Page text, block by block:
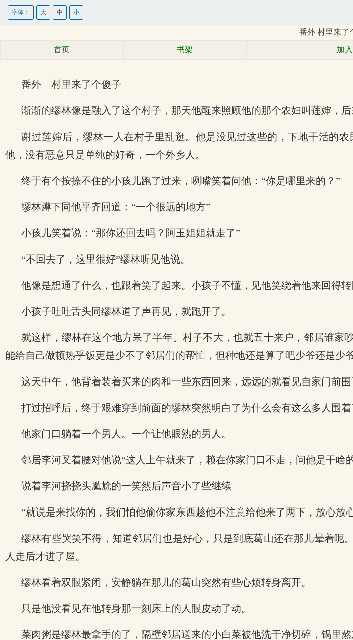
字体： 大 中 小
番外 村里来了
首页 书架 加
番外 村里来了个傻子
渐渐的缪林像是融入了这个村子，那天他醒来照顾他的那个农妇叫莲婶，
谢过莲婶后，缪林一人在村子里乱逛。他是没见过这些的，下地干活的
他，没有恶意只是单纯的好奇，一个外乡人。
终于有个按捺不住的小孩儿跑了过来，咧嘴笑着问他：“你是哪里来的？”
缪林蹲下同他平齐回道：“一个很远的地方”
小孩儿笑着说：“那你还回去吗？阿玉姐姐就走了”
“不回去了，这里很好”缪林听见他说。
他像是想通了什么，也跟着笑了起来。小孩子不懂，见他笑绕着他来回得
小孩子吐吐舌头同缪林道了声再见，就跑开了。
就这样，缪林在这个地方呆了半年。村子不大，也就五十来户，邻居谁
能给自己做顿热乎饭更是少不了邻居们的帮忙，但种地还是算了吧少爷还是少
这天中午，他背着装着买来的肉和一些东西回来，远远的就看见自家门前围
打过招呼后，终于艰难穿到前面的缪林突然明白了为什么会有这么多人围着
他家门口躺着一个男人。一个让他眼熟的男人。
邻居李河叉着腰对他说“这人上午就来了，赖在你家门口不走，问他是干啥
说着李河挠挠头尴尬的一笑然后声音小了些继续
“就说是来找你的，我们怕他偷你家东西趁他不注意给他来了两下，放心放
缪林有些哭笑不得，知道邻居们也是好心，只是到底葛山还在那儿晕着
人走后才进了屋。
缪林看着双眼紧闭，安静躺在那儿的葛山突然有些心烦转身离开。
只是他没看见在他转身那一刻床上的人眼皮动了动。
菜肉粥是缪林最拿手的了，隔壁邻居送来的小白菜被他洗干净切碎，锅里